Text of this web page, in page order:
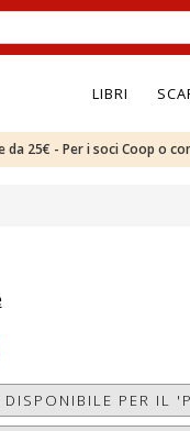
LIBRI
25€ - Per i soci Coop o
DISPONIBILE PER IL